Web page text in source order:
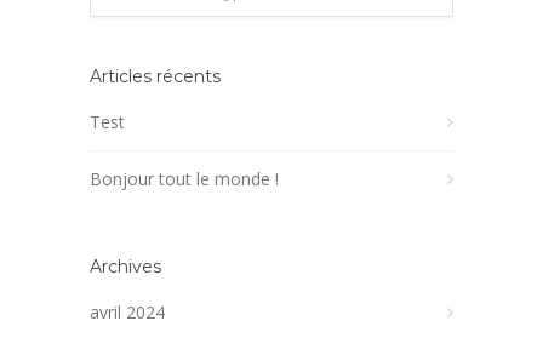
Articles récents
Test
Bonjour tout le monde !
Archives
avril 2024